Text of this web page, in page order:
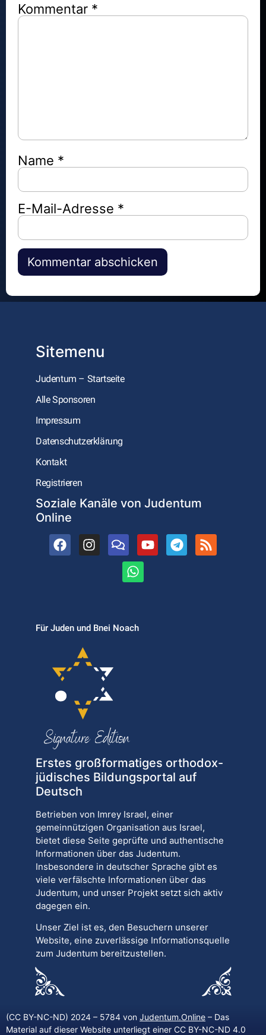
Kommentar *
Name *
E-Mail-Adresse *
Alternative:
Sitemenu
Judentum – Startseite
Alle Sponsoren
Impressum
Datenschutzerklärung
Kontakt
Registrieren
Soziale Kanäle von Judentum
Online
Für Juden und Bnei Noach
Erstes großformatiges orthodox-
jüdisches Bildungsportal auf
Deutsch
Betrieben von Imrey Israel, einer
gemeinnützigen Organisation aus Israel,
bietet diese Seite geprüfte und authentische
Informationen über das Judentum.
Insbesondere in deutscher Sprache gibt es
viele verfälschte Informationen über das
Judentum, und unser Projekt setzt sich aktiv
dagegen ein.
Unser Ziel ist es, den Besuchern unserer
Website, eine zuverlässige Informationsquelle
zum Judentum bereitzustellen.
(CC BY-NC-ND) 2024 – 5784 von Judentum.Online – Das
Material auf dieser Website unterliegt einer CC BY-NC-ND 4.0